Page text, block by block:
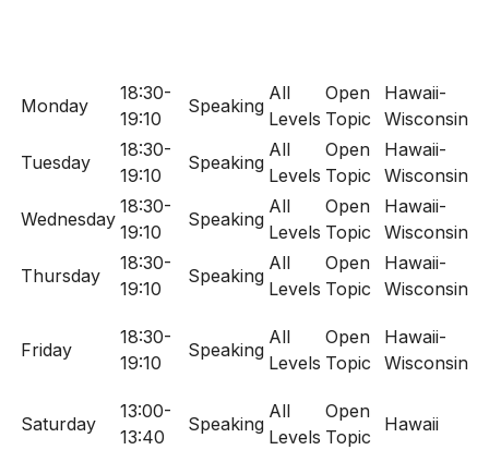
Monday
18:30-
19:10
Speaking
All
Levels
Open
Topic
Hawaii-
Wisconsin
Tuesday
18:30-
19:10
Speaking
All
Levels
Open
Topic
Hawaii-
Wisconsin
Wednesday
18:30-
19:10
Speaking
All
Levels
Open
Topic
Hawaii-
Wisconsin
Thursday
18:30-
19:10
Speaking
All
Levels
Open
Topic
Hawaii-
Wisconsin
Friday
18:30-
19:10
Speaking
All
Levels
Open
Topic
Hawaii-
Wisconsin
Saturday
13:00-
13:40
Speaking
All
Levels
Open
Topic
Hawaii